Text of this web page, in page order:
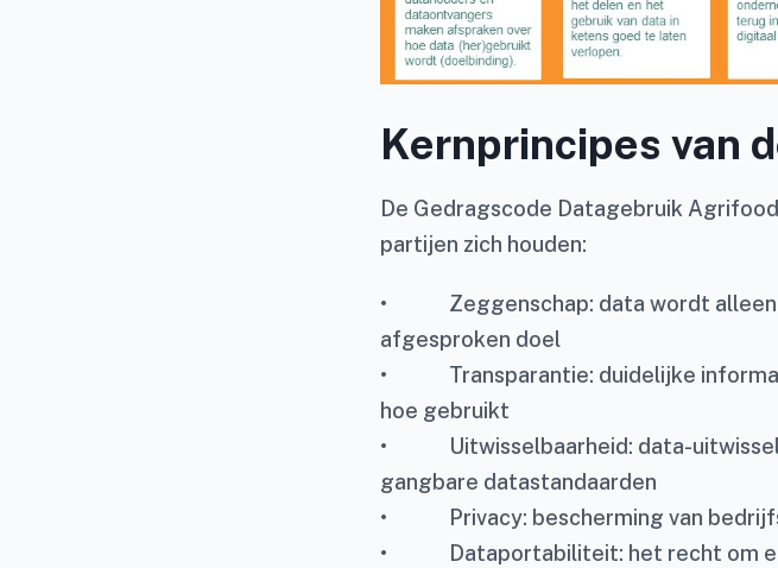
Kernprincipes van
De Gedragscode Datagebruik
partijen zich houden:
• Zeggenschap: data wordt alleen
afgesproken doel
• Transparantie: duidelijke
hoe gebruikt
• Uitwisselbaarheid: data-
gangbare datastandaarden
• Privacy: bescherming van
• Dataportabiliteit: het recht om